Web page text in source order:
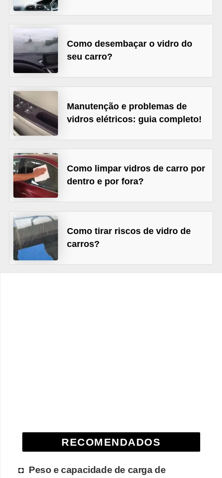
Como desembaçar o vidro do
seu carro?
Manutenção e problemas de
vidros elétricos: guia completo!
Como limpar vidros de carro por
dentro e por fora?
Como tirar riscos de vidro de
carros?
RECOMENDADOS
Peso e capacidade de carga de
í
u
l
o
B
i
c
c
l
e
a
s
f
r